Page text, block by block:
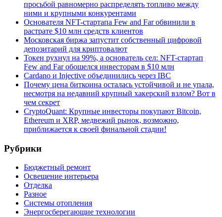
просьбой равномерно распределять топливо между
ними и крупными конкурентами
Основателя NFT-стартапа Few and Far обвинили в
растрате $10 млн средств клиентов
Московская биржа запустит собственный цифровой
депозитарий для криптовалют
Токен рухнул на 99%, а основатель сел: NFT-стартап
Few and Far обошелся инвесторам в $10 млн
Cardano и Injective объединились через IBC
Почему цена биткоина осталась устойчивой и не упала,
несмотря на недавний крупный хакерский взлом? Вот в
чем секрет
CryptoQuant: Крупные инвесторы покупают Bitcoin,
Ethereum и XRP, медвежий рынок, возможно,
приближается к своей финальной стадии!
Рубрики
Бюджетный ремонт
Освещение интерьера
Отделка
Разное
Системы отопления
Энергосберегающие технологии